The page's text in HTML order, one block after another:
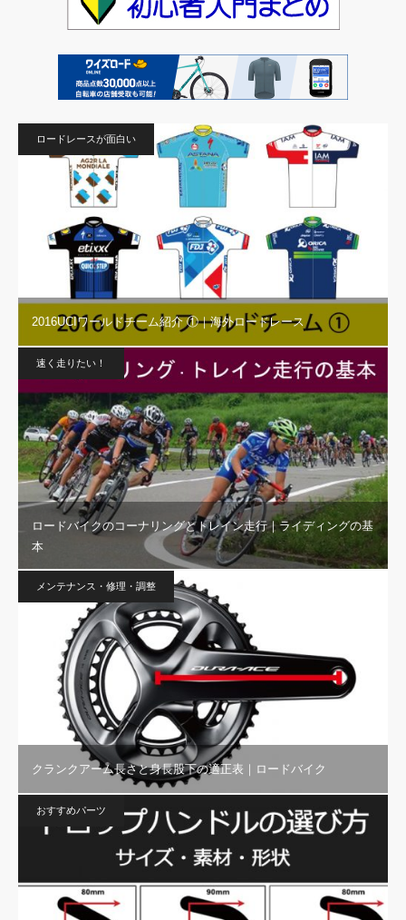
ロードレースが面白い
2016UCIワールドチーム紹介 ①｜海外ロードレース
速く走りたい！
ロードバイクのコーナリングとトレイン走行｜ライディングの基
本
メンテナンス・修理・調整
クランクアーム長さと身長股下の適正表｜ロードバイク
おすすめパーツ